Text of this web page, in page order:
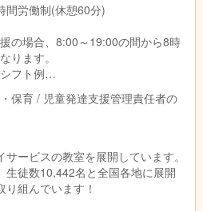
間労働制(休憩60分)
の場合、8:00～19:00の間から8時
ります。
フト例
：9:30～18:30／土日：9:00～18:00
サービスの場合、11:00～21:00の
フト例
11:30～20:30／土日：9:00～18:00
象のお子さま、教室によって異なり
保育 / 児童発達支援管理責任者の
ービスの教室を展開しています。
生徒数10,442名と全国各地に展開
組んでいます！